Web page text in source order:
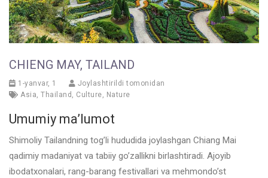
CHIENG MAY, TAILAND
1-yanvar, 1
Joylashtirildi tomonidan
Asia, Thailand , Culture, Nature
Umumiy ma’lumot
Shimoliy Tailandning tog’li hududida joylashgan Chiang Mai
qadimiy madaniyat va tabiiy go’zallikni birlashtiradi. Ajoyib
ibodatxonalari, rang-barang festivallari va mehmondo’st